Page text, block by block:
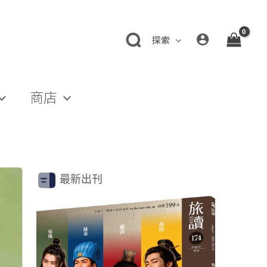
探索
商店
最新出刊